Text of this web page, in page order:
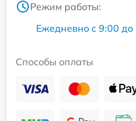
Режим работы:
Ежедневно с 9:00 до
Способы оплаты